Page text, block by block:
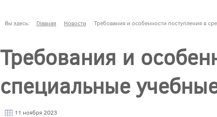
Вы здесь: Главная Новости Требования и особенности поступления в
Требования и
специальные
11 ноября 2023